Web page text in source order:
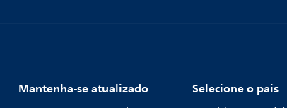
Mantenha-se atualizado Selecione o pais